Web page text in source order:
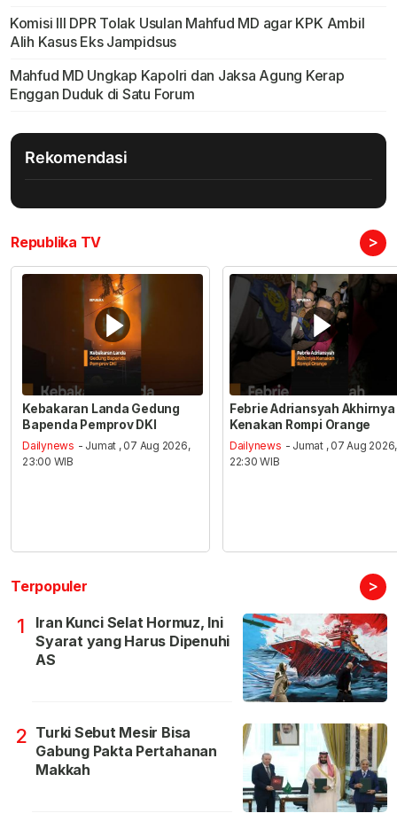
Komisi III DPR Tolak Usulan Mahfud MD agar KPK Ambil
Alih Kasus Eks Jampidsus
Mahfud MD Ungkap Kapolri dan Jaksa Agung Kerap
Enggan Duduk di Satu Forum
Rekomendasi
Republika TV >
Kebakaran Landa Gedung
Bapenda Pemprov DKI
Dailynews - Jumat , 07 Aug 2026,
23:00 WIB
Febrie Adriansyah Akhirnya
Kenakan Rompi Orange
Dailynews - Jumat , 07 Aug 2026,
22:30 WIB
Terpopuler >
1
Iran Kunci Selat Hormuz, Ini
Syarat yang Harus Dipenuhi
AS
2 Turki Sebut Mesir Bisa
Gabung Pakta Pertahanan
Makkah